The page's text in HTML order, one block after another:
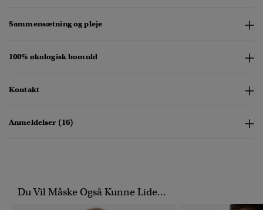
Sammensætning og pleje
100% økologisk bomuld
Kontakt
Anmeldelser (16)
Du Vil Måske Også Kunne Lide...